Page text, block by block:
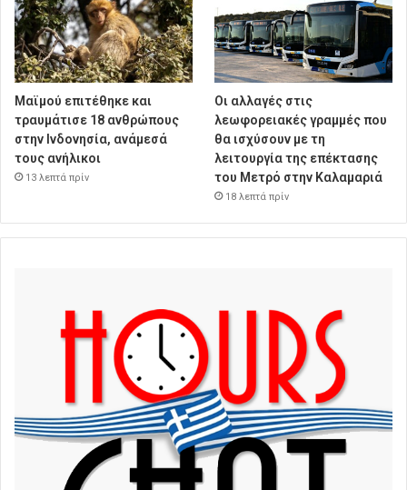
Μαϊμού επιτέθηκε και
τραυμάτισε 18 ανθρώπους
στην Ινδονησία, ανάμεσά
τους ανήλικοι
13 λεπτά πρίν
Οι αλλαγές στις
λεωφορειακές γραμμές που
θα ισχύσουν με τη
λειτουργία της επέκτασης
του Μετρό στην Καλαμαριά
18 λεπτά πρίν